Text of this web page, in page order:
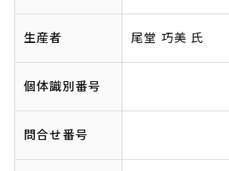
生産者 尾堂 巧美 氏
個体識別番号
問合せ番号